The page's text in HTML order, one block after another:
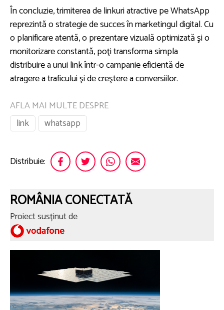
În concluzie, trimiterea de linkuri atractive pe WhatsApp
reprezintă o strategie de succes în marketingul digital. Cu
o planificare atentă, o prezentare vizuală optimizată şi o
monitorizare constantă, poţi transforma simpla
distribuire a unui link într-o campanie eficientă de
atragere a traficului şi de creştere a conversiilor.
AFLA MAI MULTE DESPRE
link
whatsapp
Distribuie:
ROMÂNIA CONECTATĂ
Proiect susținut de